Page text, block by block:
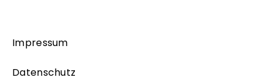
Impressum
Datenschutz